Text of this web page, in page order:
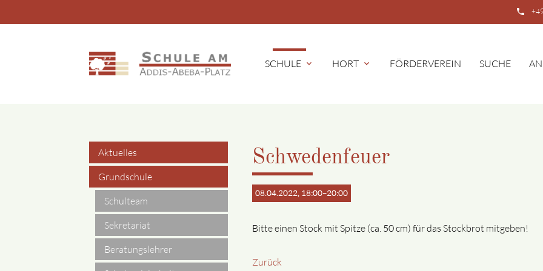
phone
SCHULE expand_more HORT expand_more FÖRDERVEREIN SUCHE
Schwedenfeuer
08.04.2022, 18:00–20:00
Bitte einen Stock mit Spitze (ca. 50 cm) für das Stockbrot mitgeben!
Zurück
Navigation
überspringen
Aktuelles
Grundschule
Schulteam
Sekretariat
Beratungslehrer